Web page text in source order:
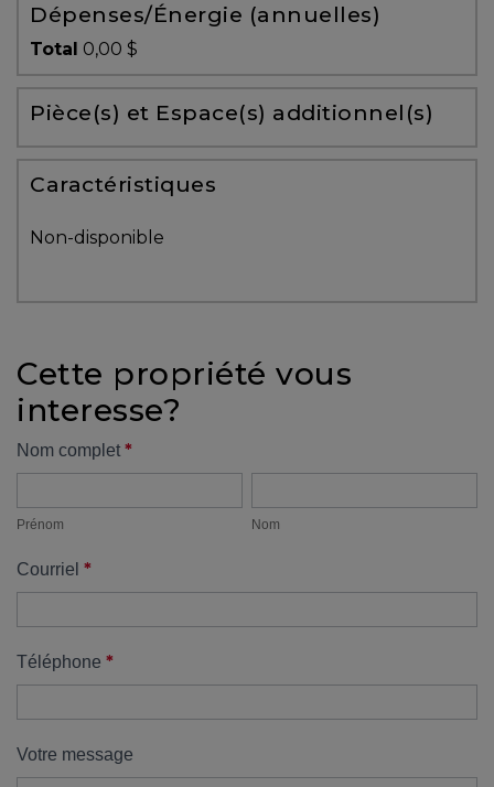
Alerte
immobilière
Avec
un
courtier
vous
protégé!
outils
pour
financement
propriétaire
UNE
DÉCISION
!
de
démarrage
:
Dépenses/Énergie (annuelles)
Total 0,00 $
Pièce(s) et Espace(s) additionnel(s)
Caractéristiques
Non-disponible
Cette propriété vous
interesse?
Formulaire
Nom complet *
Prénom Nom
Courriel *
Téléphone *
Votre message